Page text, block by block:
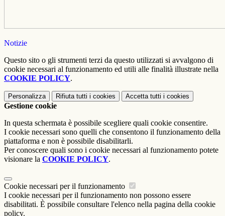
Notizie
Questo sito o gli strumenti terzi da questo utilizzati si avvalgono di
cookie necessari al funzionamento ed utili alle finalità illustrate nella
COOKIE POLICY.
Personalizza Rifiuta tutti i cookies Accetta tutti i cookies
Gestione cookie
In questa schermata è possibile scegliere quali cookie consentire.
I cookie necessari sono quelli che consentono il funzionamento della
piattaforma e non è possibile disabilitarli.
Per conoscere quali sono i cookie necessari al funzionamento potete
visionare la COOKIE POLICY.
Cookie necessari per il funzionamento
I cookie necessari per il funzionamento non possono essere
disabilitati. È possibile consultare l'elenco nella pagina della cookie
policy.